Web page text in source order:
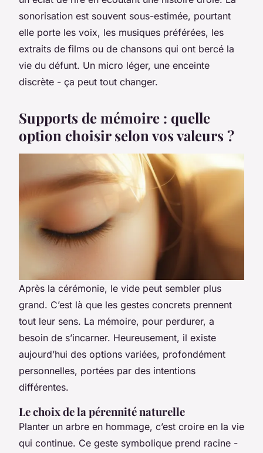
sonorisation est souvent sous-estimée, pourtant
elle porte les voix, les musiques préférées, les
extraits de films ou de chansons qui ont bercé la
vie du défunt. Un micro léger, une enceinte
discrète - ça peut tout changer.
Supports de mémoire : quelle
option choisir selon vos valeurs ?
Après la cérémonie, le vide peut sembler plus
grand. C’est là que les gestes concrets prennent
tout leur sens. La mémoire, pour perdurer, a
besoin de s’incarner. Heureusement, il existe
aujourd’hui des options variées, profondément
personnelles, portées par des intentions
différentes.
Le choix de la pérennité naturelle
Planter un arbre en hommage, c’est croire en la vie
qui continue. Ce geste symbolique prend racine -